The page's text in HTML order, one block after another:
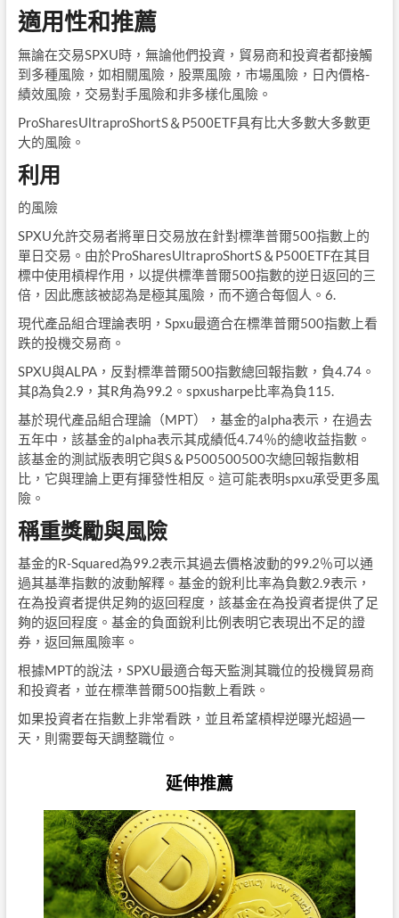
適用性和推薦
無論在交易SPXU時，無論他們投資，貿易商和投資者都接觸
到多種風險，如相關風險，股票風險，市場風險，日內價格-
績效風險，交易對手風險和非多樣化風險。
ProSharesUltraproShortS＆P500ETF具有比大多數大多數更
大的風險。
利用
的風險
SPXU允許交易者將單日交易放在針對標準普爾500指數上的
單日交易。由於ProSharesUltraproShortS＆P500ETF在其目
標中使用槓桿作用，以提供標準普爾500指數的逆日返回的三
倍，因此應該被認為是極其風險，而不適合每個人。6.
現代產品組合理論表明，Spxu最適合在標準普爾500指數上看
跌的投機交易商。
SPXU與ALPA，反對標準普爾500指數總回報指數，負4.74。
其β為負2.9，其R角為99.2。spxusharpe比率為負115.
基於現代產品組合理論（MPT），基金的alpha表示，在過去
五年中，該基金的alpha表示其成績低4.74％的總收益指數。
該基金的測試版表明它與S＆P500500500次總回報指數相
比，它與理論上更有揮發性相反。這可能表明spxu承受更多風
險。
稱重獎勵與風險
基金的R-Squared為99.2表示其過去價格波動的99.2％可以通
過其基準指數的波動解釋。基金的銳利比率為負數2.9表示，
在為投資者提供足夠的返回程度，該基金在為投資者提供了足
夠的返回程度。基金的負面銳利比例表明它表現出不足的證
券，返回無風險率。
根據MPT的說法，SPXU最適合每天監測其職位的投機貿易商
和投資者，並在標準普爾500指數上看跌。
如果投資者在指數上非常看跌，並且希望槓桿逆曝光超過一
天，則需要每天調整職位。
延伸推薦